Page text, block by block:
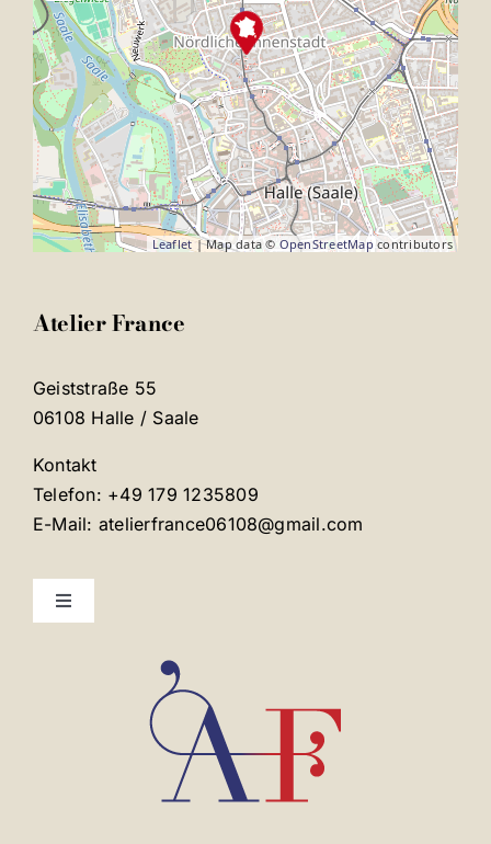
Leaflet | Map data © OpenStreetMap contributors
Atelier France
Geiststraße 55
06108 Halle / Saale
Kontakt
Telefon: +49 179 1235809
E-Mail: atelierfrance06108@gmail.com
Toggle
Mentions légales